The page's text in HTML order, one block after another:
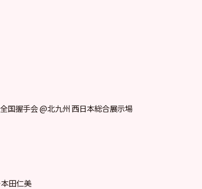
国握手会 @北九州 西日本総合展示場
本田仁美